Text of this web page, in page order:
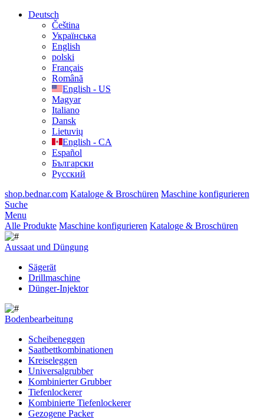
Deutsch
Čeština
Українська
English
polski
Français
Română
English - US
Magyar
Italiano
Dansk
Lietuvių
English - CA
Español
Български
Русский
shop.bednar.com Kataloge & Broschüren Maschine konfigurieren
Suche
Menu
Alle Produkte Maschine konfigurieren Kataloge & Broschüren
Aussaat und Düngung
Sägerät
Drillmaschine
Dünger-Injektor
Bodenbearbeitung
Scheibeneggen
Saatbettkombinationen
Kreiseleggen
Universalgrubber
Kombinierter Grubber
Tiefenlockerer
Kombinierte Tiefenlockerer
Gezogene Packer